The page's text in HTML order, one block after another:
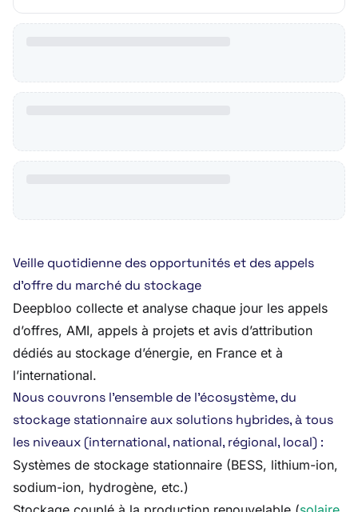
Veille quotidienne des opportunités et des appels
d’offre du marché du stockage
Deepbloo collecte et analyse chaque jour les appels
d’offres, AMI, appels à projets et avis d’attribution
dédiés au stockage d’énergie, en France et à
l’international.
Nous couvrons l’ensemble de l’écosystème, du
stockage stationnaire aux solutions hybrides, à tous
les niveaux (international, national, régional, local) :
Systèmes de stockage stationnaire (BESS, lithium-ion,
sodium-ion, hydrogène, etc.)